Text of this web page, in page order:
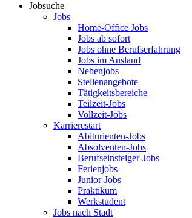
Jobsuche
Jobs
Home-Office Jobs
Jobs ab sofort
Jobs ohne Berufserfahrung
Jobs im Ausland
Nebenjobs
Stellenangebote
Tätigkeitsbereiche
Teilzeit-Jobs
Vollzeit-Jobs
Karrierestart
Abiturienten-Jobs
Absolventen-Jobs
Berufseinsteiger-Jobs
Ferienjobs
Junior-Jobs
Praktikum
Werkstudent
Jobs nach Stadt